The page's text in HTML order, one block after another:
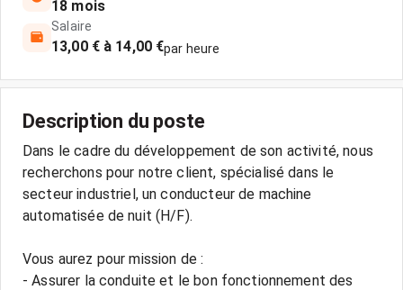
18 mois
Salaire
13,00 € à 14,00 €par heure
Description du poste
Dans le cadre du développement de son activité, nous
recherchons pour notre client, spécialisé dans le
secteur industriel, un conducteur de machine
automatisée de nuit (H/F).
Vous aurez pour mission de :
- Assurer la conduite et le bon fonctionnement des